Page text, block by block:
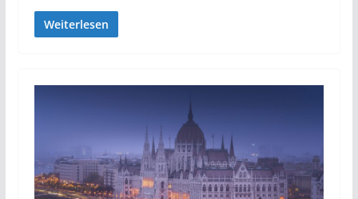
Weiterlesen